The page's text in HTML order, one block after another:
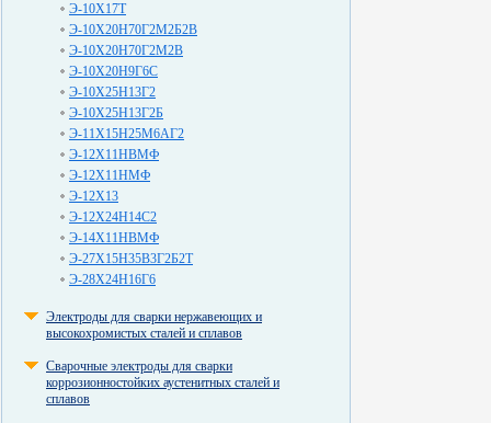
Э-10Х17Т
Э-10Х20Н70Г2М2Б2В
Э-10Х20Н70Г2М2В
Э-10Х20Н9Г6С
Э-10Х25Н13Г2
Э-10Х25Н13Г2Б
Э-11Х15Н25М6АГ2
Э-12Х11НВМФ
Э-12Х11НМФ
Э-12Х13
Э-12Х24Н14С2
Э-14Х11НВМФ
Э-27Х15Н35В3Г2Б2Т
Э-28Х24Н16Г6
Электроды для сварки нержавеющих и
высокохромистых сталей и сплавов
Сварочные электроды для сварки
коррозионностойких аустенитных сталей и
сплавов